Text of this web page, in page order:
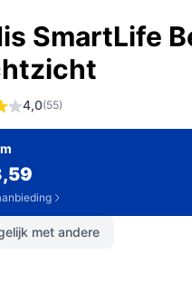
SmartLife
4,0(55)
met andere